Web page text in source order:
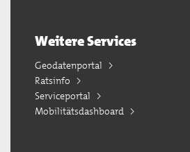
Weitere Services
Geodatenportal
Ratsinfo
Serviceportal
Mobilitätsdashboard